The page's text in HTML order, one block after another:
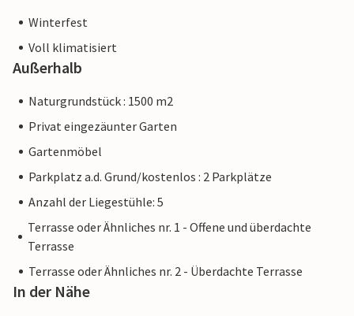
Winterfest
Voll klimatisiert
Außerhalb
Naturgrundstück : 1500 m2
Privat eingezäunter Garten
Gartenmöbel
Parkplatz a.d. Grund/kostenlos : 2 Parkplätze
Anzahl der Liegestühle: 5
Terrasse oder Ähnliches nr. 1 - Offene und überdachte
Terrasse
Terrasse oder Ähnliches nr. 2 - Überdachte Terrasse
In der Nähe